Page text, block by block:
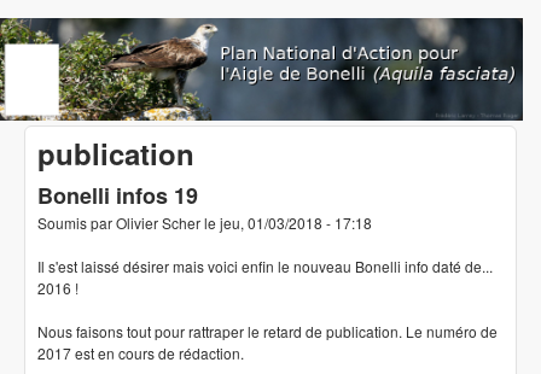
Aller au contenu principal
www.aigledebonelli.org
publication
Bonelli infos 19
Soumis parOlivier Scherle jeu, 01/03/2018 - 17:18
Il s'est laissé désirer mais voici enfin le nouveau Bonelli info daté de...
2016 !
Nous faisons tout pour rattraper le retard de publication. Le numéro de
2017 est en cours de rédaction.